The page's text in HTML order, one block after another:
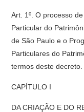
Art. 1º. O processo
Particular do
de São Paulo e o
Particulares do
termos deste decreto.
CAPÍTULO I
DA CRIAÇÃO E DO